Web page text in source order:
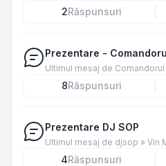
2Răspunsuri
Prezentare -
Ultimul mesaj de Comandorul
8Răspunsuri
Prezentare DJ SOP
Ultimul mesaj de djsop » Vin
4Răspunsuri